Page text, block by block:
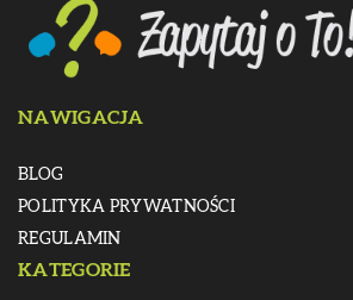
NAWIGACJA
BLOG
POLITYKA PRYWATNOŚCI
REGULAMIN
KATEGORIE